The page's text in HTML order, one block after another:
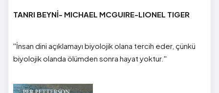
TANRI BEYNİ- MICHAEL MCGUIRE-LIONEL TIGER
''İnsan dini açıklamayı biyolojik olana tercih eder, çünkü
biyolojik olanda ölümden sonra hayat yoktur.''